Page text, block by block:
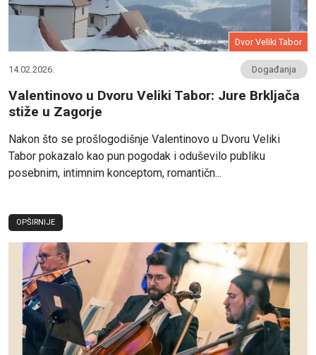
Dvor Veliki Tabor
14.02.2026. Događanja
Valentinovo u Dvoru Veliki Tabor: Jure Brkljača
stiže u Zagorje
Nakon što se prošlogodišnje Valentinovo u Dvoru Veliki
Tabor pokazalo kao pun pogodak i oduševilo publiku
posebnim, intimnim konceptom, romantičn...
OPŠIRNIJE